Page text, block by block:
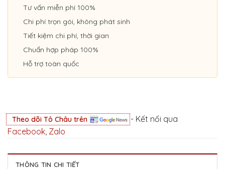
Tư vấn miễn phí 100%
Chi phí trọn gói, không phát sinh
Tiết kiệm chi phí, thời gian
Chuẩn hợp pháp 100%
Hỗ trợ toàn quốc
Theo dõi Tô Châu trên
- Kết nối qua
Facebook Zalo
THÔNG TIN CHI TIẾT